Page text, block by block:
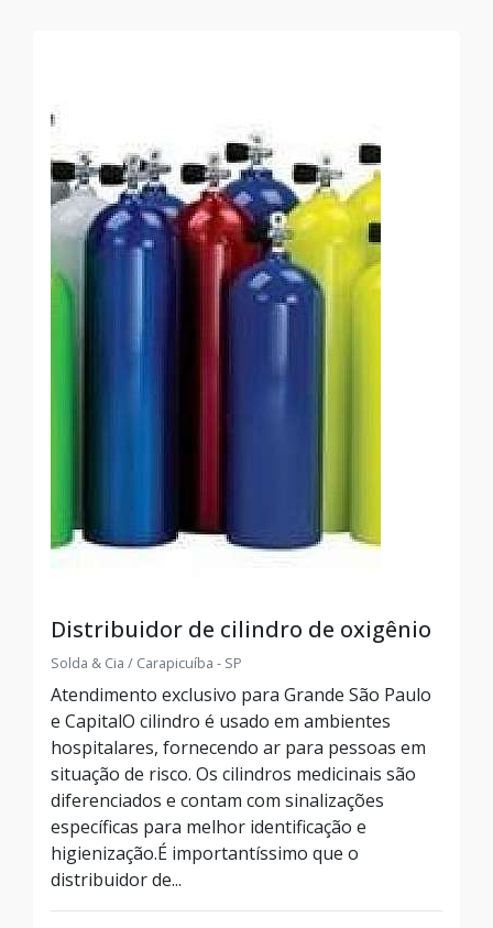
Distribuidor de cilindro de oxigênio
Solda & Cia / Carapicuíba - SP
Atendimento exclusivo para Grande São Paulo
e CapitalO cilindro é usado em ambientes
hospitalares, fornecendo ar para pessoas em
situação de risco. Os cilindros medicinais são
diferenciados e contam com sinalizações
específicas para melhor identificação e
higienização.É importantíssimo que o
distribuidor de...